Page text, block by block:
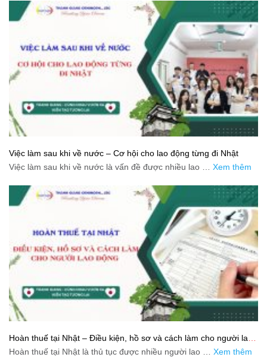
Việc làm sau khi về nước – Cơ hội cho lao động từng đi Nhật
Việc làm sau khi về nước là vấn đề được nhiều lao … Xem thêm
Hoàn thuế tại Nhật – Điều kiện, hồ sơ và cách làm cho người lao
động
Hoàn thuế tại Nhật là thủ tục được nhiều người lao … Xem thêm